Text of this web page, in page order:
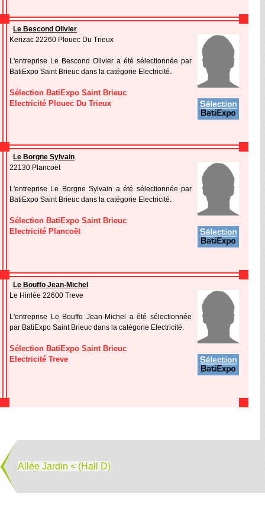
Le Bescond Olivier
Kerizac 22260 Plouec Du Trieux
L'entreprise Le Bescond Olivier a été sélectionnée par
BatiExpo Saint Brieuc dans la catégorie Electricité.
Sélection BatiExpo Saint Brieuc
Electricité Plouec Du Trieux
Le Borgne Sylvain
22130 Plancoët
L'entreprise Le Borgne Sylvain a été sélectionnée par
BatiExpo Saint Brieuc dans la catégorie Electricité.
Sélection BatiExpo Saint Brieuc
Electricité Plancoët
Le Bouffo Jean-Michel
Le Hinlée 22600 Treve
L'entreprise Le Bouffo Jean-Michel a été sélectionnée
par BatiExpo Saint Brieuc dans la catégorie Electricité.
Sélection BatiExpo Saint Brieuc
Electricité Treve
Allée Jardin < (Hall D)